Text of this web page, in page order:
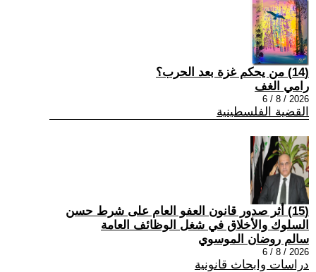
(14) من يحكم غزة بعد الحرب؟
رامي الغف
2026 / 8 / 6
القضية الفلسطينية
(15) أثر صدور قانون العفو العام على شرط حسن
السلوك والأخلاق في شغل الوظائف العامة
سالم روضان الموسوي
2026 / 8 / 6
دراسات وابحاث قانونية